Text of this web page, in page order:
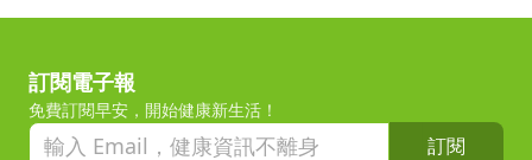
訂閱電子報
免費訂閱早安，開始健康新生活！
訂閱